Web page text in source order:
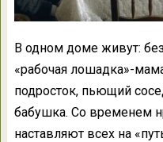
В одном доме живут:
«рабочая лошадка»-
подросток, пьющий
бабушка. Со временем
наставляют всех на